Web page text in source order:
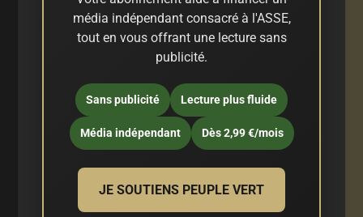
média indépendant consacré à l'ASSE,
tout en vous offrant une lecture sans
publicité.
Sans publicité Lecture plus fluide
Média indépendant Dès 2,99 €/mois
JE SOUTIENS PEUPLE VERT